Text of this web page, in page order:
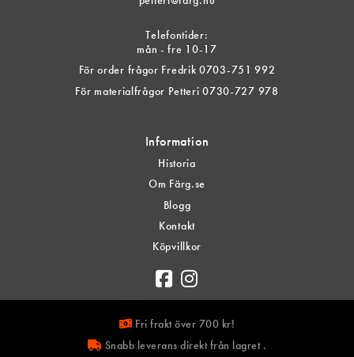
Telefontider:
mån - fre 10-17
För order frågor Fredrik 0703-751 992
För materialfrågor Petteri 0730-727 978
Information
Historia
Om Färg.se
Blogg
Kontakt
Köpvillkor
Fri frakt över 700 kr!
Snabb leverans direkt från lagret .